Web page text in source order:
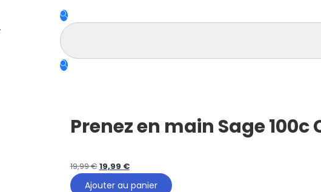
Prenez en main Sage
19,99€19,99 €
Ajouter au panier